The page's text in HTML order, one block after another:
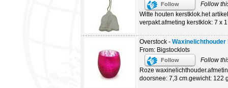
Follow
Follow
Witte houten kerstklok.het
verpakt.afmeting kerstklok: 7 x
Overstock - Waxinelichthouder
From: Bigstocklots
Follow
Follow
Roze
doorsnee: 7,3 cm.gewicht: 122